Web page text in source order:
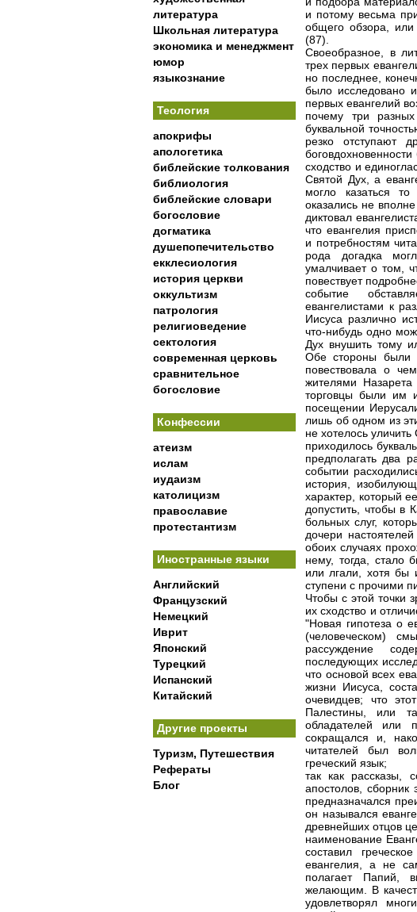
литература
Школьная литература
экономика и менеджмент
юмор
языкознание
Теология
апокрифы
апологетика
библейские толкования
библиология
библейские словари
богословие
догматика
душепопечительство
екклесиология
история церкви
оккультизм
патрология
религиоведение
сектология
современная церковь
сравнительное
богословие
Конфессии
атеизм
ислам
иудаизм
католицизм
православие
протестантизм
Иностранные языки
Английский
Французский
Немецкий
Иврит
Японский
Турецкий
Испанский
Китайский
Другие проекты
Туризм, Путешествия
Рефераты
Блог
и потому весьма
общего обзора, или
(87).
Своеобразное, в
трех первых
но последнее,
было исследовано
первых евангелий
почему три
буквальной
резко отступают
сходство и
Святой Дух, а
могло казаться
оказались не
диктовал
что евангелия
и потребностям
рода догадка
умалчивает о том,
повествует
событие
евангелистами к
Иисуса различно
что-нибудь одно
Дух внушить тому
Обе стороны были
повествовала о
жителями
торговцы были им
посещении
лишь об одном из
не хотелось
приходилось
предполагать два
событии
история,
характер, который
допустить, чтобы в
больных слуг,
дочери
обоих случаях
нему, тогда, стало
или лгали, хотя бы
ступени с прочими
Чтобы с этой точки
их сходство и
"Новая гипотеза о
(человеческом)
рассуждение
последующих
что основой всех
жизни Иисуса,
очевидцев; что
Палестины, или
обладателей или
сокращался и,
читателей был
греческий язык;
так как рассказы,
апостолов, сборник
предназначался
он назывался
древнейших отцов
наименование
составил
евангелия, а не
полагает Папий,
желающим. В
удовлетворял